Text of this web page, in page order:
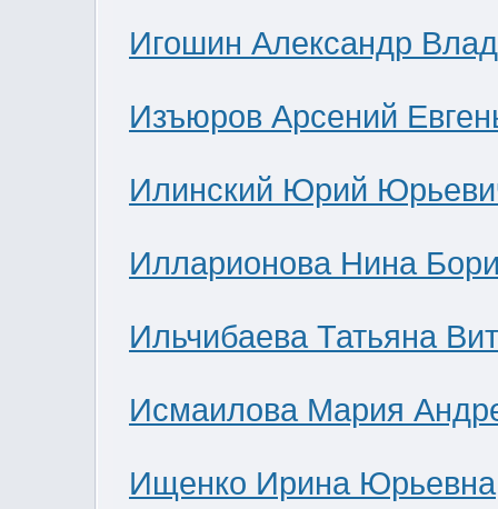
Игошин Александр
Изъюров Арсений
Илинский Юрий
Илларионова Нина
Ильчибаева Татьяна
Исмаилова Мария
Ищенко Ирина Юрьевна